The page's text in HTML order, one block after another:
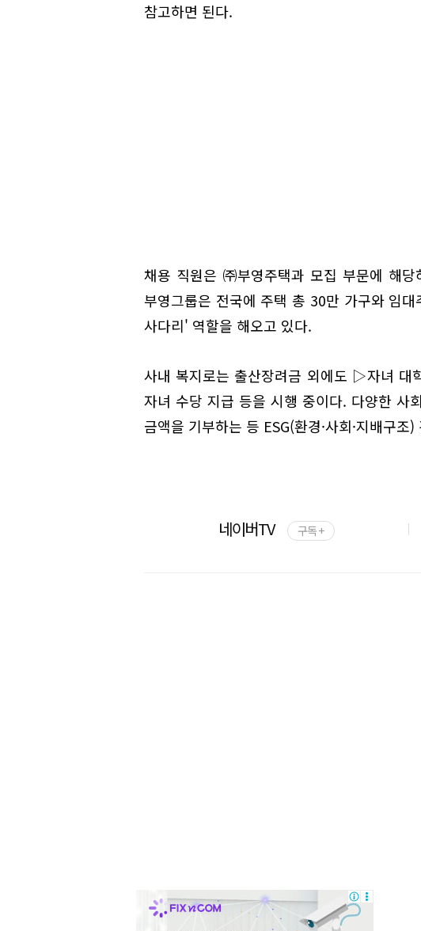
참고하면 된다.
채용 직원은 ㈜부영주택과 모집 부문에 해
부영그룹은 전국에 주택 총 30만 가구와 임
사다리' 역할을 해오고 있다.
사내 복지로는 출산장려금 외에도 ▷자녀
자녀 수당 지급 등을 시행 중이다. 다양한 사
금액을 기부하는 등 ESG(환경·사회·지배구조
네이버TV 구독 +